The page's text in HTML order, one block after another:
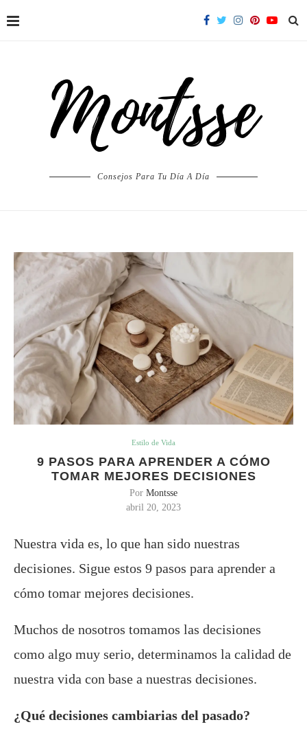
Consejos Para Tu Día A Día
Estilo de Vida
9 PASOS PARA APRENDER A CÓMO
TOMAR MEJORES DECISIONES
Por Montsse
abril 20, 2023
Nuestra vida es, lo que han sido nuestras
decisiones. Sigue estos 9 pasos para aprender a
cómo tomar mejores decisiones.
Muchos de nosotros tomamos las decisiones
como algo muy serio, determinamos la calidad de
nuestra vida con base a nuestras decisiones.
¿Qué decisiones cambiarias del pasado?